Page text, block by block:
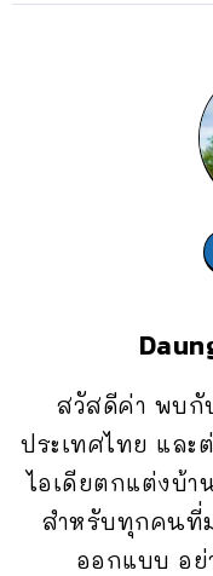
สวัสดีค่า พบกั
ประเทศไทย แล
ไอเดียตกแต่งบ้
สำหรับทุกคนที่
ออกแบบ อ